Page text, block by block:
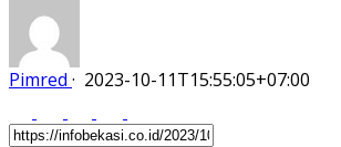
Pimred · 2023-10-11T15:55:05+07:00